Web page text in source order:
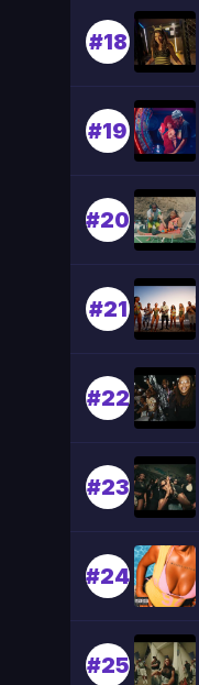
#18
#19
#20
#21
#22
#23
#24
#25